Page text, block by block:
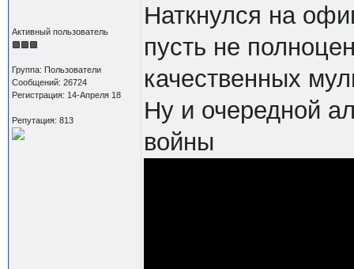
Активный пользователь
Группа: Пользователи
Сообщений: 26724
Регистрация: 14-Апреля 18
Репутация: 813
Наткнулся на
пусть не
качественных
Ну и очередной
войны